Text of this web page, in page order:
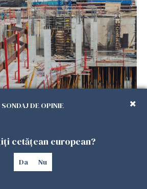
de până la 29 de lire pe
SONDAJ DE OPINIE
cetățean european?
Da Nu